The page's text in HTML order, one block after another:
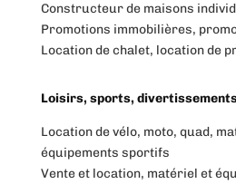
Constructeur de maisons
Promotions immobilières,
Location de chalet, location de
Loisirs, sports,
Location de vélo, moto, quad,
équipements sportifs
Vente et location, matériel et